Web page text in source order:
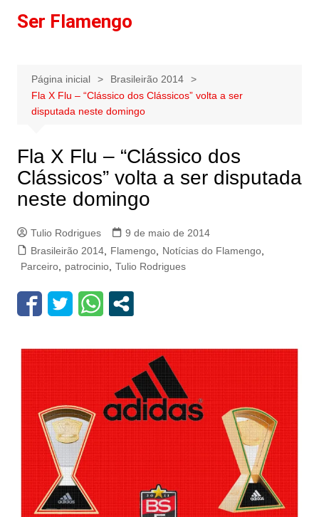
paraSer Flamengo
Página inicial
Brasileirão 2014
Fla X Flu – “Clássico dos Clássicos” volta a ser
disputada neste domingo
Fla X Flu – “Clássico dos
Clássicos” volta a ser disputada
neste domingo
Tulio Rodrigues
9 de maio de 2014
Brasileirão 2014, Flamengo, Notícias do Flamengo,
Parceiro, patrocinio, Tulio Rodrigues